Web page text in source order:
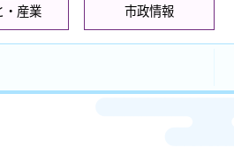
・産業 市政情報